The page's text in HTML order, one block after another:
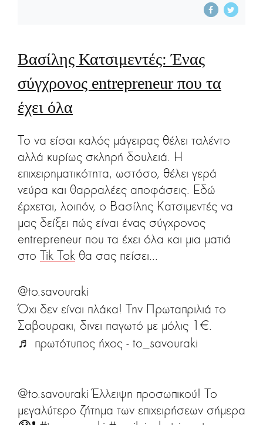
Βασίλης Κατσιμεντές: Ένας
σύγχρονος entrepreneur που τα
έχει όλα
Το να είσαι καλός μάγειρας θέλει ταλέντο
αλλά κυρίως σκληρή δουλειά. Η
επιχειρηματικότητα, ωστόσο, θέλει γερά
νεύρα και θαρραλέες αποφάσεις. Εδώ
έρχεται, λοιπόν, ο Βασίλης Κατσιμεντές να
μας δείξει πώς είναι ένας σύγχρονος
entrepreneur που τα έχει όλα και μια ματιά
στο Tik Tok θα σας πείσει...
@to.savouraki
Όχι δεν είναι πλάκα! Την Πρωταπριλιά το
Σαβουρακι, δινει παγωτό με μόλις 1€.
♬ πρωτότυπος ήχος - to_savouraki
@to.savourakiΈλλειψη προσωπικού! Το
μεγαλύτερο ζήτημα των επιχειρήσεων σήμερα